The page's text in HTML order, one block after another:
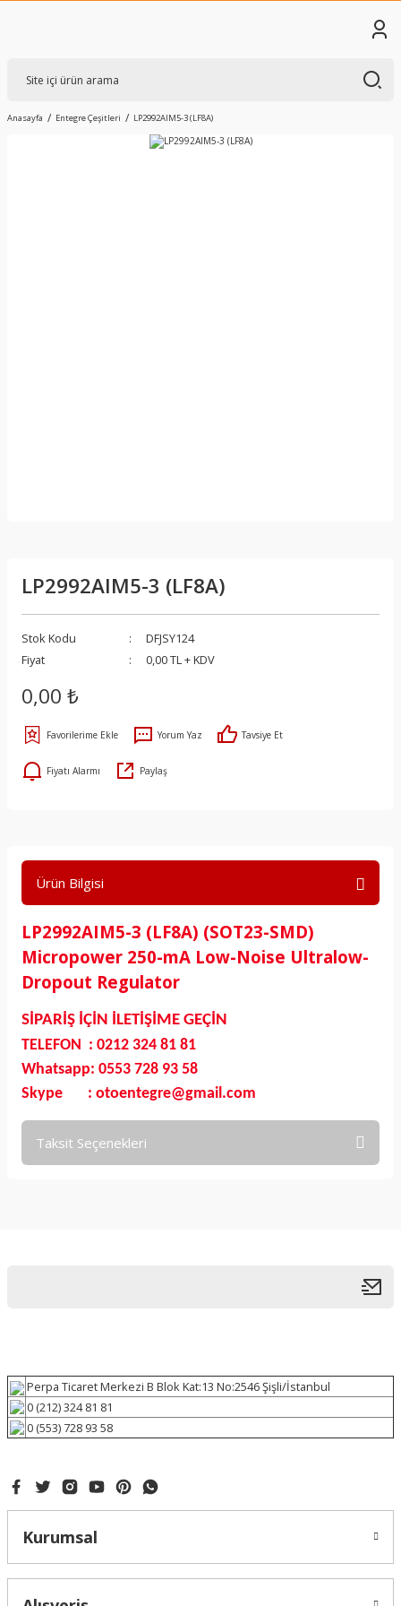
Anasayfa Entegre Çeşitleri LP2992AIM5-3 (LF8A)
LP2992AIM5-3 (LF8A)
Stok Kodu
DFJSY124
Fiyat
0,00 TL + KDV
0,00 ₺
Yorum Yaz Tavsiye Et
Fiyatı Alarmı Paylaş
Ürün Bilgisi
LP2992AIM5-3 (LF8A) (SOT23-SMD)
Micropower 250-mA Low-Noise Ultralow-
Dropout Regulator
SİPARİŞ İÇİN İLETİŞİME GEÇİN
TELEFON : 0212 324 81 81
Whatsapp: 0553 728 93 58
Skype : otoentegre@gmail.com
Taksit Seçenekleri
Perpa Ticaret Merkezi B Blok Kat:13 No:2546 Şişli/İstanbul
0 (212) 324 81 81
0 (553) 728 93 58
Kurumsal